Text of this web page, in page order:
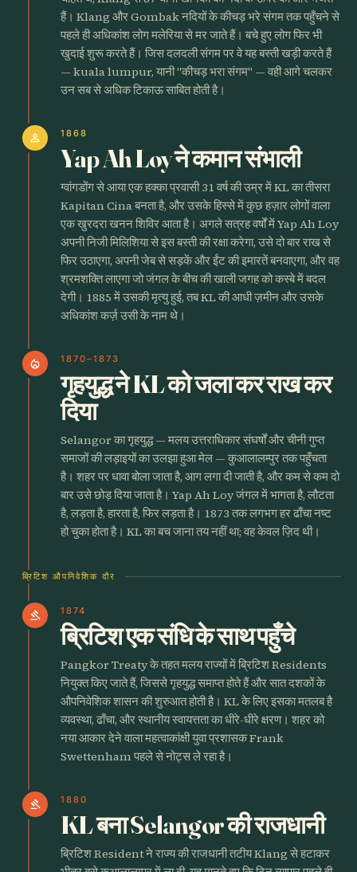
हैं। Klang और Gombak नदियों के कीचड़ भरे संगम तक पहुँचने से
पहले ही अधिकांश लोग मलेरिया से मर जाते हैं। बचे हुए लोग फिर भी
खुदाई शुरू करते हैं। जिस दलदली संगम पर वे यह बस्ती खड़ी करते हैं
— kuala lumpur, यानी "कीचड़ भरा संगम" — वही आगे चलकर
उन सब से अधिक टिकाऊ साबित होती है।
person 1868
Yap Ah Loy ने कमान संभाली
ग्वांगडोंग से आया एक हक्का प्रवासी 31 वर्ष की उम्र में KL का तीसरा
Kapitan Cina बनता है, और उसके हिस्से में कुछ हज़ार लोगों वाला
एक खुरदरा खनन शिविर आता है। अगले सत्रह वर्षों में Yap Ah Loy
अपनी निजी मिलिशिया से इस बस्ती की रक्षा करेगा, उसे दो बार राख से
फिर उठाएगा, अपनी जेब से सड़कें और ईंट की इमारतें बनवाएगा, और वह
श्रमशक्ति लाएगा जो जंगल के बीच की खाली जगह को कस्बे में बदल
देगी। 1885 में उसकी मृत्यु हुई, तब KL की आधी ज़मीन और उसके
अधिकांश कर्ज़ उसी के नाम थे।
local_fire_department 1870–1873
गृहयुद्ध ने KL को जला कर राख कर
दिया
Selangor का गृहयुद्ध — मलय उत्तराधिकार संघर्षों और चीनी गुप्त
समाजों की लड़ाइयों का उलझा हुआ मेल — कुआलालम्पुर तक पहुँचता
है। शहर पर धावा बोला जाता है, आग लगा दी जाती है, और कम से कम दो
बार उसे छोड़ दिया जाता है। Yap Ah Loy जंगल में भागता है, लौटता
है, लड़ता है, हारता है, फिर लड़ता है। 1873 तक लगभग हर ढाँचा नष्ट
हो चुका होता है। KL का बच जाना तय नहीं था; वह केवल ज़िद थी।
ब्रिटिश औपनिवेशिक दौर
gavel 1874
ब्रिटिश एक संधि के साथ पहुँचे
Pangkor Treaty के तहत मलय राज्यों में ब्रिटिश Residents
नियुक्त किए जाते हैं, जिससे गृहयुद्ध समाप्त होते हैं और सात दशकों के
औपनिवेशिक शासन की शुरुआत होती है। KL के लिए इसका मतलब है
व्यवस्था, ढाँचा, और स्थानीय स्वायत्तता का धीरे-धीरे क्षरण। शहर को
नया आकार देने वाला महत्वाकांक्षी युवा प्रशासक Frank
Swettenham पहले से नोट्स ले रहा है।
gavel 1880
KL बना Selangor की राजधानी
ब्रिटिश Resident ने राज्य की राजधानी तटीय Klang से हटाकर